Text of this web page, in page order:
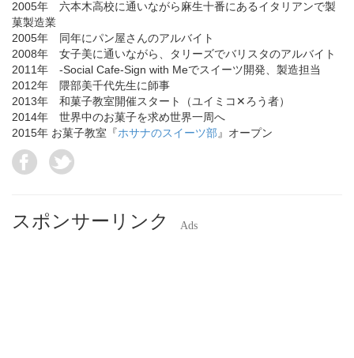
2005年 六本木高校に通いながら麻生十番にあるイタリアンで製
菓製造業
2005年 同年にパン屋さんのアルバイト
2008年 女子美に通いながら、タリーズでバリスタのアルバイト
2011年 -Social Cafe-Sign with Meでスイーツ開発、製造担当
2012年 隈部美千代先生に師事
2013年 和菓子教室開催スタート（ユイミコ✕ろう者）
2014年 世界中のお菓子を求め世界一周へ
2015年 お菓子教室『ホサナのスイーツ部 』オープン
スポンサーリンク Ads